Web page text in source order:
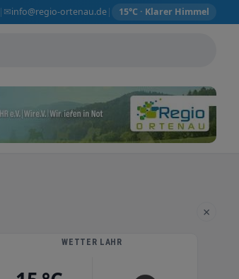
✉info@regio-ortenau.de| 15°C · Klarer Himmel
×
WETTER LAHR